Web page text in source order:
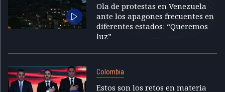
Ola de protestas en Venezuela
ante los apagones frecuentes en
diferentes estados: “Queremos
luz”
Colombia
Estos son los retos en materia